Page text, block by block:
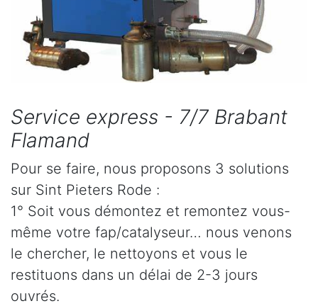
Service express - 7/7 Brabant
Flamand
Pour se faire, nous proposons 3 solutions
sur Sint Pieters Rode :
1° Soit vous démontez et remontez vous-
même votre fap/catalyseur… nous venons
le chercher, le nettoyons et vous le
restituons dans un délai de 2-3 jours
ouvrés.